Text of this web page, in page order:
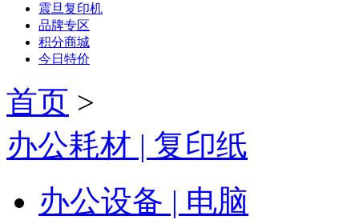
震旦复印机
品牌专区
积分商城
今日特价
首页 >
办公耗材 | 复印纸
办公设备 | 电脑